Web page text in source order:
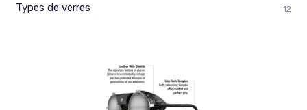
Types de verres 12